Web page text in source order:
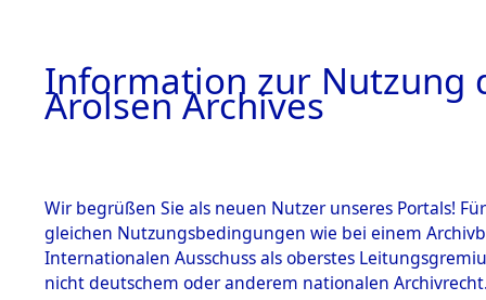
BESTÄNDE 35Akten
Information zur Nutzung
Arolsen Archives
Wir begrüßen Sie als neuen Nutzer unseres Portals!
gleichen Nutzungsbedingungen wie bei einem
Internationalen Ausschuss als oberstes
nicht deutschem oder anderem nationalen